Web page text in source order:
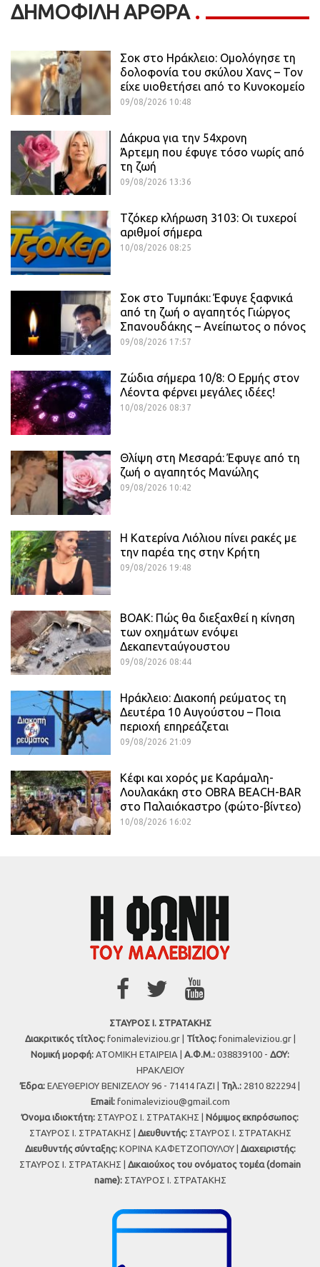
ΔΗΜΟΦΙΛΗ ΑΡΘΡΑ
Σοκ στο Ηράκλειο: Ομολόγησε τη
δολοφονία του σκύλου Χανς – Τον
είχε υιοθετήσει από το Κυνοκομείο
09/08/2026 10:48
Δάκρυα για την 54χρονη
Άρτεμη που έφυγε τόσο νωρίς από
τη ζωή
09/08/2026 13:36
Τζόκερ κλήρωση 3103: Οι τυχεροί
αριθμοί σήμερα
10/08/2026 08:25
Σοκ στο Τυμπάκι: Έφυγε ξαφνικά
από τη ζωή ο αγαπητός Γιώργος
Σπανουδάκης – Ανείπωτος ο πόνος
09/08/2026 17:57
Ζώδια σήμερα 10/8: Ο Ερμής στον
Λέοντα φέρνει μεγάλες ιδέες!
10/08/2026 08:37
Θλίψη στη Μεσαρά: Έφυγε από τη
ζωή ο αγαπητός Μανώλης
09/08/2026 10:42
Η Κατερίνα Λιόλιου πίνει ρακές με
την παρέα της στην Κρήτη
09/08/2026 19:48
ΒΟΑΚ: Πώς θα διεξαχθεί η κίνηση
των οχημάτων ενόψει
Δεκαπενταύγουστου
09/08/2026 08:44
Ηράκλειο: Διακοπή ρεύματος τη
Δευτέρα 10 Αυγούστου – Ποια
περιοχή επηρεάζεται
09/08/2026 21:09
Κέφι και χορός με Καράμαλη-
Λουλακάκη στο OBRA BEACH-BAR
στο Παλαιόκαστρο (φώτο-βίντεο)
10/08/2026 16:02
ΣΤΑΥΡΟΣ Ι. ΣΤΡΑΤΑΚΗΣ
Διακριτικός τίτλος:fonimaleviziou.gr | Τίτλος:fonimaleviziou.gr |
Νομική μορφή: ΑΤΟΜΙΚΗ ΕΤΑΙΡΕΙΑ | Α.Φ.Μ.: 038839100 - ΔΟΥ:
ΗΡΑΚΛΕΙΟΥ
Έδρα: ΕΛΕΥΘΕΡΙΟΥ ΒΕΝΙΖΕΛΟΥ 96 - 71414 ΓΑΖΙ | Τηλ.: 2810 822294 |
Εmail: fonimaleviziou@gmail.com
Όνομα ιδιοκτήτη: ΣΤΑΥΡΟΣ Ι. ΣΤΡΑΤΑΚΗΣ | Νόμιμος εκπρόσωπος:
ΣΤΑΥΡΟΣ Ι. ΣΤΡΑΤΑΚΗΣ | Διευθυντής:ΣΤΑΥΡΟΣ Ι. ΣΤΡΑΤΑΚΗΣ
Διευθυντής σύνταξης:ΚΟΡΙΝΑ ΚΑΦΕΤΖΟΠΟΥΛΟΥ | Διαχειριστής:
ΣΤΑΥΡΟΣ Ι. ΣΤΡΑΤΑΚΗΣ | Δικαιούχος του ονόματος τομέα (domain
name):ΣΤΑΥΡΟΣ Ι. ΣΤΡΑΤΑΚΗΣ